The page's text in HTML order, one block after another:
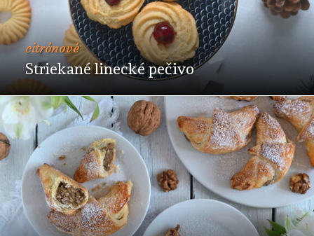
citrónové
Striekané linecké pečivo